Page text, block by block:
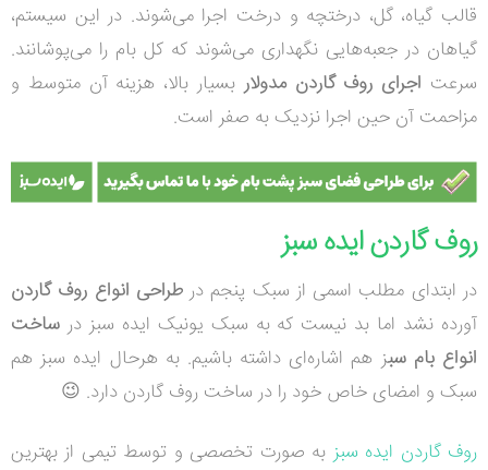
قالب گیاه، گل، درختچه و درخت اجرا می‌شوند. در این سیستم،
گیاهان در جعبه‌هایی نگهداری می‌شوند که کل بام را میپوشانند.
سرعت اجرای روف گاردن مدولاربسیار بالا، هزینه آن متوسط و
مزاحمت آن حین اجرا نزدیک به صفر است.
روف گاردن ایده سبز
در ابتدای مطلب اسمی از سبک پنجم درطراحی انواع روف گاردن
آورده نشد اما بد نیست که به سبک یونیک ایده سبز در ساخت
انواع بام سبز هم اشاره‌ای داشته باشیم. به هرحال ایده سبز هم
سبک و امضای خاص خود را در ساخت روف گاردن دارد. 😉
روف گاردن ایده سبز به صورت تخصصی و توسط تیمی از بهترین